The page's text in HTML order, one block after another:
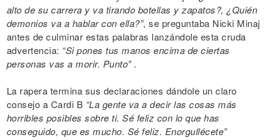
alto de su carrera y va tirando botellas y zapatos?, ¿Quién
demonios va a hablar con ella?”, se preguntaba Nicki Minaj
antes de culminar estas palabras lanzándole esta cruda
advertencia: “Si pones tus manos encima de ciertas
personas vas a morir. Punto”.
La rapera termina sus declaraciones dándole un claro
consejo a Cardi B “La gente va a decir las cosas más
horribles posibles sobre ti. Sé feliz con lo que has
conseguido, que es mucho. Sé feliz. Enorgullécete”